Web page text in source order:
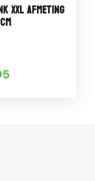
XXL Afmeting